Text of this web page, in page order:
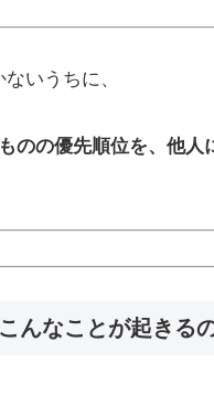
いうちに、
のの優先順位を、他人
んなことが起きる